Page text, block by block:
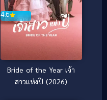
4.6
Bride of the Year เจ้า
สาวแห่งปี (2026)